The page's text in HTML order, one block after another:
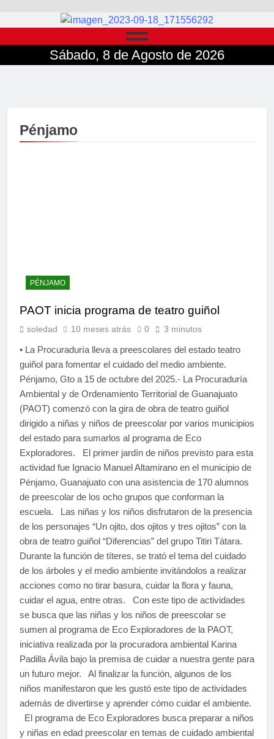
Sábado, 8 de Agosto de 2026
Pénjamo
PÉNJAMO
PAOT inicia programa de teatro guiñol
soledad 10 meses atrás 0 3 minutos
• La Procuraduría lleva a preescolares del estado teatro
guiñol para fomentar el cuidado del medio ambiente.
Pénjamo, Gto a 15 de octubre del 2025.- La Procuraduría
Ambiental y de Ordenamiento Territorial de Guanajuato
(PAOT) comenzó con la gira de obra de teatro guiñol
dirigido a niñas y niños de preescolar por varios municipios
del estado para sumarlos al programa de Eco
Exploradores. El primer jardín de niños previsto para esta
actividad fue Ignacio Manuel Altamirano en el municipio de
Pénjamo, Guanajuato con una asistencia de 170 alumnos
de preescolar de los ocho grupos que conforman la
escuela. Las niñas y los niños disfrutaron de la presencia
de los personajes “Un ojito, dos ojitos y tres ojitos” con la
obra de teatro guiñol “Diferencias” del grupo Titiri Tátara.
Durante la función de títeres, se trató el tema del cuidado
de los árboles y el medio ambiente invitándolos a realizar
acciones como no tirar basura, cuidar la flora y fauna,
cuidar el agua, entre otras. Con este tipo de actividades
se busca que las niñas y los niños de preescolar se
sumen al programa de Eco Exploradores de la PAOT,
iniciativa realizada por la procuradora ambiental Karina
Padilla Ávila bajo la premisa de cuidar a nuestra gente para
un futuro mejor. Al finalizar la función, algunos de los
niños manifestaron que les gustó este tipo de actividades
además de divertirse y aprender cómo cuidar el ambiente.
El programa de Eco Exploradores busca preparar a niños
y niñas en edad preescolar en temas de cuidado ambiental